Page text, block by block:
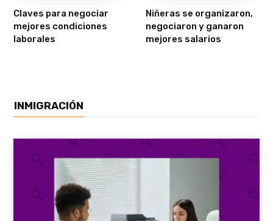
Claves para negociar
mejores condiciones
laborales
Niñeras se organizaron,
negociaron y ganaron
mejores salarios
INMIGRACIÓN